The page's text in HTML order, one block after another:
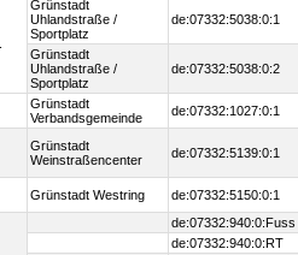
Grünstadt
Uhlandstraße /
Sportplatz
de:07332:5038:0:1
Grünstadt
Uhlandstraße /
Sportplatz
de:07332:5038:0:2
Grünstadt
Verbandsgemeinde
de:07332:1027:0:1
Grünstadt
Weinstraßencenter
de:07332:5139:0:1
Grünstadt Westring de:07332:5150:0:1
de:07332:940:0:Fuss
de:07332:940:0:RT